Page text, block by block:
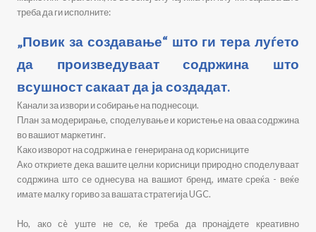
треба да ги исполните:
„Повик за создавање“ што ги тера луѓето
да произведуваат содржина што
всушност сакаат да ја создадат.
Канали за извори и собирање на поднесоци.
План за модерирање, споделување и користење на оваа содржина
во вашиот маркетинг.
Како изворотна содржинае генерирана од корисниците
Ако откриете дека вашите целни корисници природно споделуваат
содржина што се однесува на вашиот бренд, имате среќа - веќе
имате малку гориво за вашата стратегија UGC.
Но, ако сè уште не се, ќе треба да пронајдете креативно